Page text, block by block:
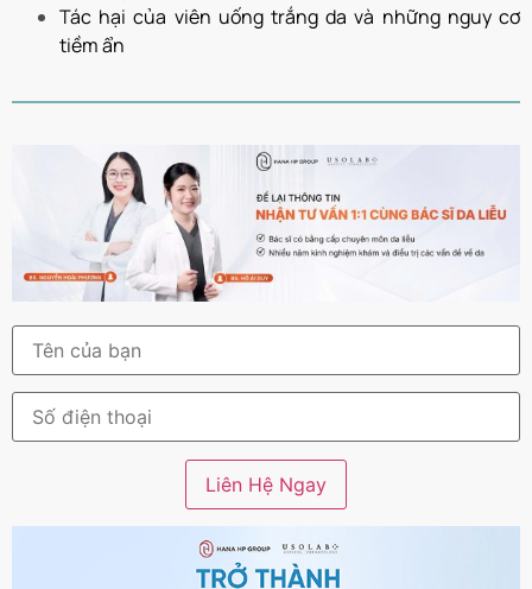
Tác hại của viên uống trắng da và những nguy cơ
tiềm ẩn